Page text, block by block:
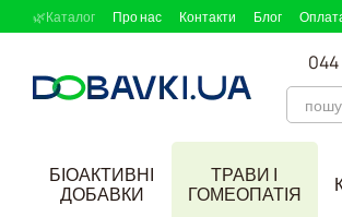
Перейти до основного контенту
🌿Каталог Про нас Контакти Блог
БІОАКТИВНІ
ДОБАВКИ
ТРАВИ І
ГОМЕОПАТІЯ